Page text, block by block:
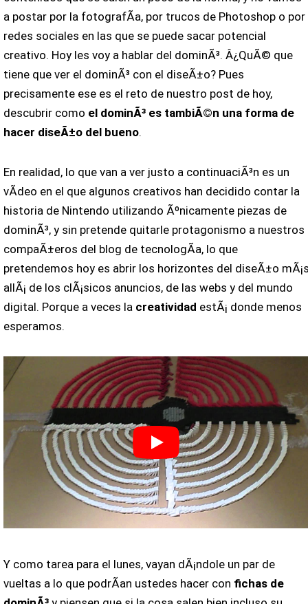
a postar por la fotografÃ­a, por trucos de Photoshop o por
redes sociales en las que se puede sacar potencial
creativo. Hoy les voy a hablar del dominÃ³. Â¿QuÃ© que
tiene que ver el dominÃ³ con el diseÃ±o? Pues
precisamente ese es el reto de nuestro post de hoy,
descubrir como el dominÃ³ es tambiÃ©n una forma de
hacer diseÃ±o del bueno.
En realidad, lo que van a ver justo a continuaciÃ³n es un
vÃ­deo en el que algunos creativos han decidido contar la
historia de Nintendo utilizando Ãºnicamente piezas de
dominÃ³, y sin pretende quitarle protagonismo a nuestros
compaÃ±eros del blog de tecnologÃ­a, lo que
pretendemos hoy es abrir los horizontes del diseÃ±o
allÃ¡ de los clÃ¡sicos anuncios, de las webs y del mundo
digital. Porque a veces la creatividad estÃ¡ donde menos
esperamos.
Y como tarea para el lunes, vayan dÃ¡ndole un par de
vueltas a lo que podrÃ­an ustedes hacer con fichas de